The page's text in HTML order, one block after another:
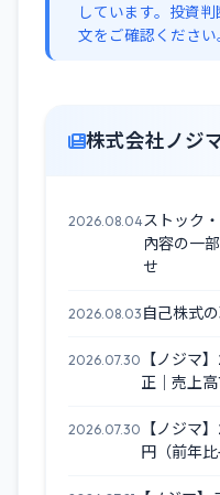
しています。投資
文をご確認ください
株式会社ノジ
2026.08.04ストック
內容の一
せ
2026.08.03 自己株式
2026.07.30
【ノジマ
正｜売上
2026.07.30
【ノジマ
円（前年比